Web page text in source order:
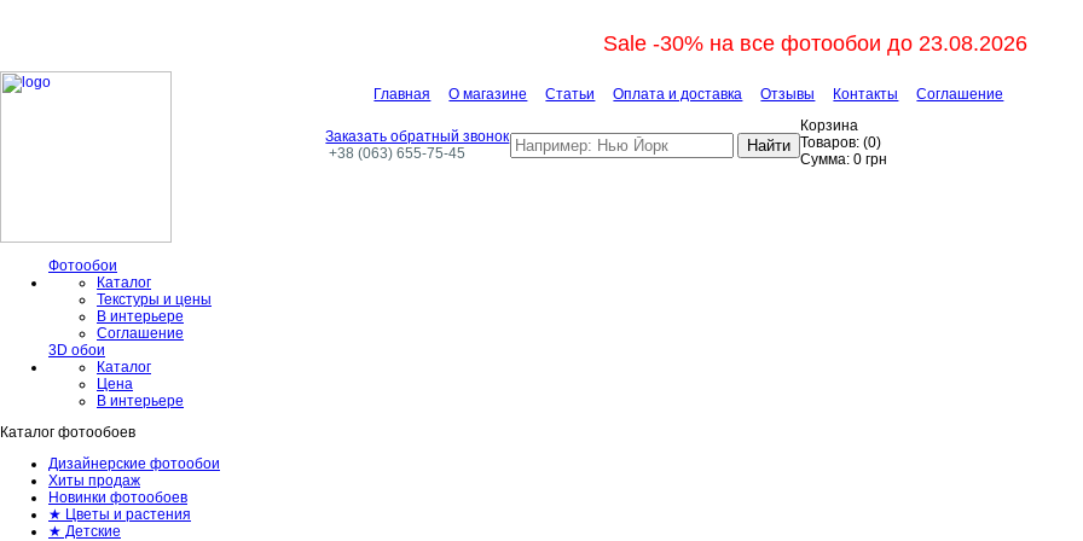
Sale -30% на все фотообои до 23.08.2026
Главная О магазине Статьи Оплата и доставка Отзывы Контакты Соглашение
Заказать обратный звонок
+38 (063) 655-75-45
Найти
Корзина
Товаров: (0)
Сумма: 0 грн
Фотообои
Каталог
Текстуры и цены
В интерьере
Соглашение
3D обои
Каталог
Цена
В интерьере
Каталог фотообоев
Дизайнерские фотообои
Хиты продаж
Новинки фотообоев
★ Цветы и растения
★ Детские